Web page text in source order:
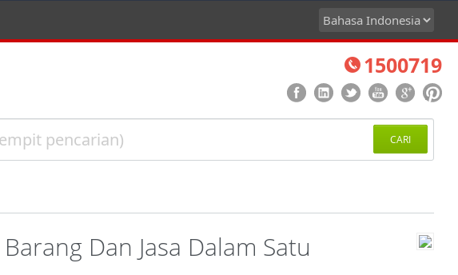
1500719
CARI
Dan Jasa Dalam Satu